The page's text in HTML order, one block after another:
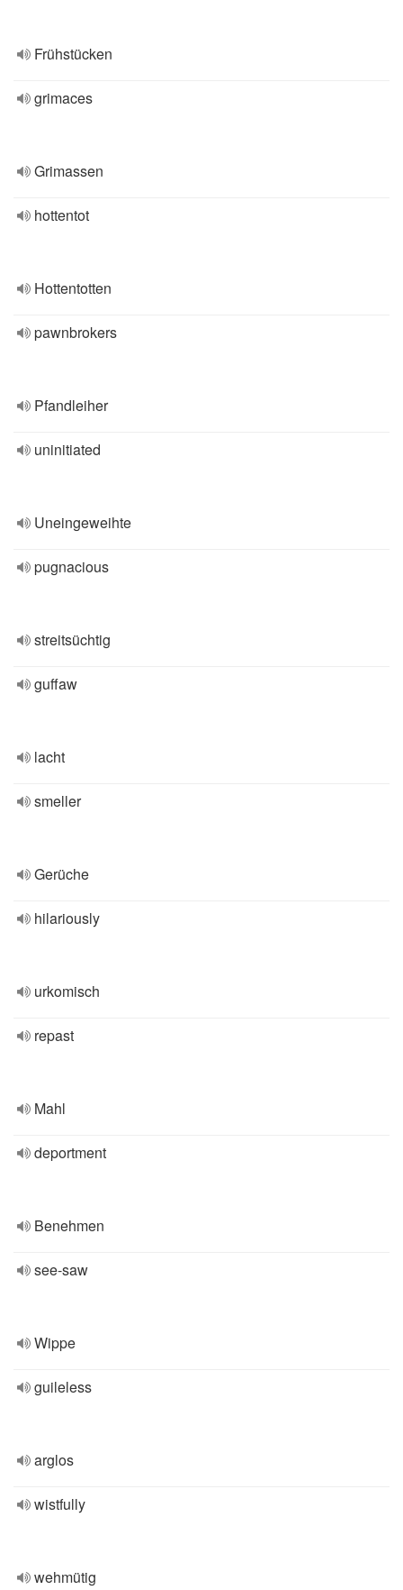
Frühstücken
grimaces
Grimassen
hottentot
Hottentotten
pawnbrokers
Pfandleiher
uninitiated
Uneingeweihte
pugnacious
streitsüchtig
guffaw
lacht
smeller
Gerüche
hilariously
urkomisch
repast
Mahl
deportment
Benehmen
see-saw
Wippe
guileless
arglos
wistfully
wehmütig